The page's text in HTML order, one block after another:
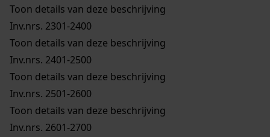
Toon details van deze beschrijving
Inv.nrs. 2301-2400
Toon details van deze beschrijving
Inv.nrs. 2401-2500
Toon details van deze beschrijving
Inv.nrs. 2501-2600
Toon details van deze beschrijving
Inv.nrs. 2601-2700